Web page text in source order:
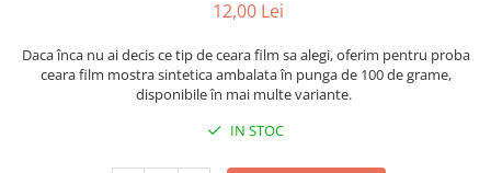
12,00 Lei
Daca înca nu ai decis ce tip de ceara film sa alegi, oferim pentru proba
ceara film mostra sintetica ambalata în punga de 100 de grame,
disponibile în mai multe variante.
IN STOC